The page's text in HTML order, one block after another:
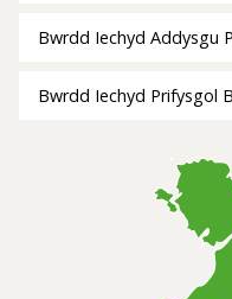
Bwrdd Iechyd Addysgu
Bwrdd Iechyd Prifysgol